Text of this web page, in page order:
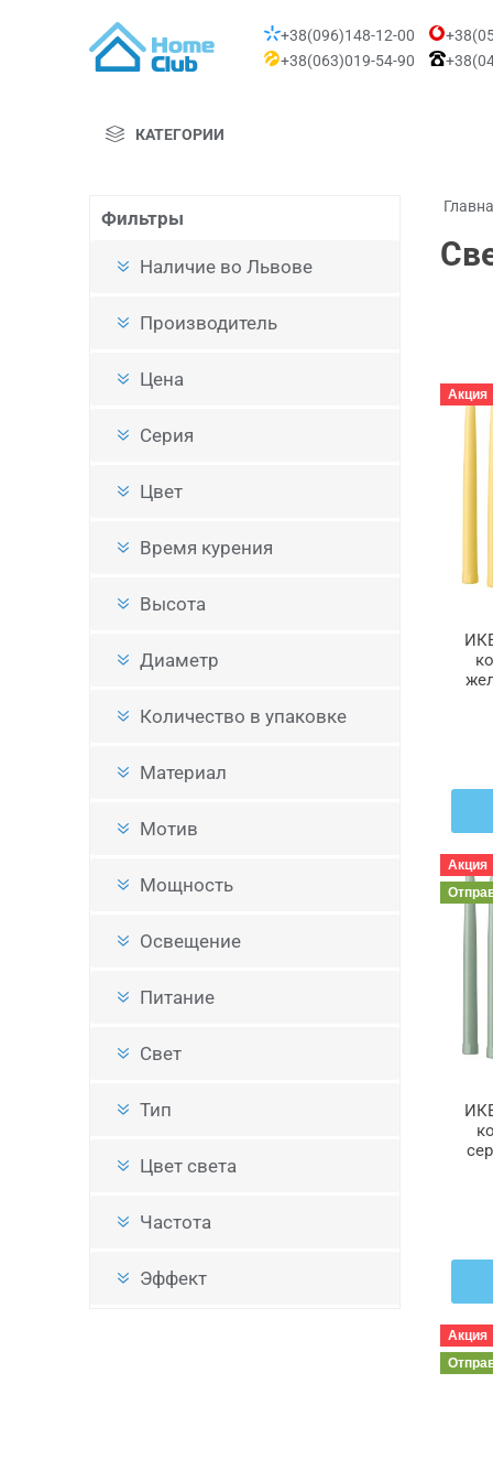
+38(096)148-12-00
+38(063)019-54-90
КАТЕГОРИИ
Фильтры
Наличие во Львове
Производитель
Цена
Серия
Цвет
Время курения
Высота
Диаметр
Количество в упаковке
Материал
Мотив
Мощность
Освещение
Питание
Свет
Тип
Цвет света
Частота
Эффект
Акция
Акция
Акция